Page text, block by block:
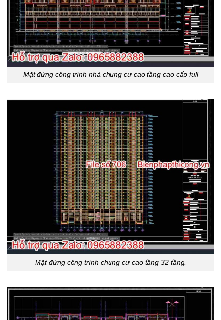
Mặt đứng công trình nhà chung cư cao tầng cao cấp full
Mặt đứng công trình chung cư cao tầng 32 tầng.